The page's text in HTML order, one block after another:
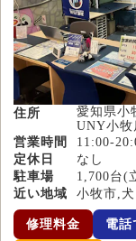
住所
愛知県小
UNY小牧
営業時間
11:00-
定休日
なし
駐車場
1,700台(
近い地域
小牧市,
修理料金 電話